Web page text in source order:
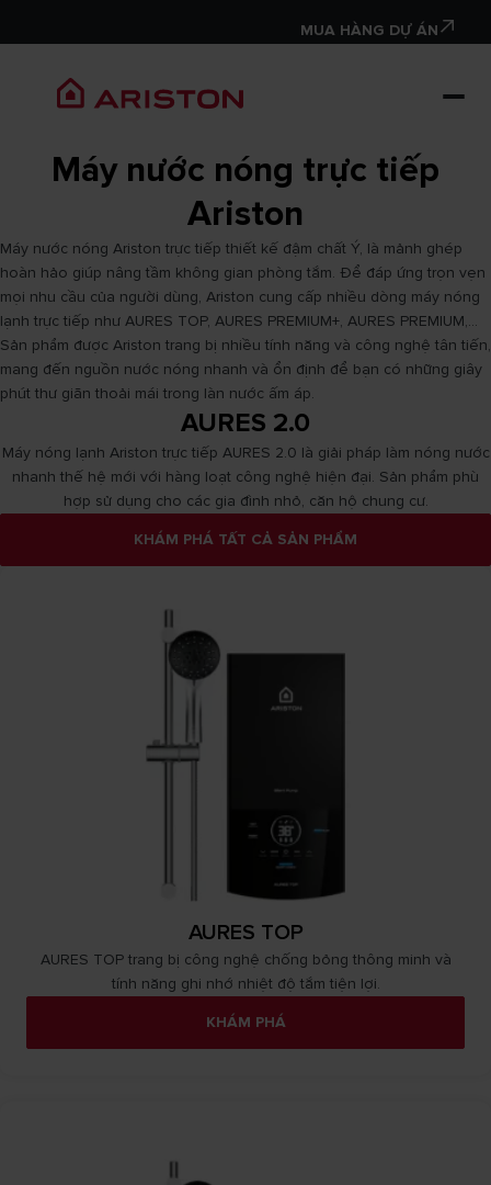
MUA HÀNG DỰ ÁN
Máy nước nóng trực tiếp
Ariston
Máy nước nóng Ariston trực tiếp thiết kế đậm chất Ý, là mảnh ghép
hoàn hảo giúp nâng tầm không gian phòng tắm. Để đáp ứng trọn vẹn
mọi nhu cầu của người dùng, Ariston cung cấp nhiều dòng máy nóng
lạnh trực tiếp như AURES TOP, AURES PREMIUM+, AURES PREMIUM,...
Sản phẩm được Ariston trang bị nhiều tính năng và công nghệ tân tiến,
mang đến nguồn nước nóng nhanh và ổn định để bạn có những giây
phút thư giãn thoải mái trong làn nước ấm áp.
AURES 2.0
Máy nóng lạnh Ariston trực tiếp AURES 2.0 là giải pháp làm nóng nước
nhanh thế hệ mới với hàng loạt công nghệ hiện đại. Sản phẩm phù
hợp sử dụng cho các gia đình nhỏ, căn hộ chung cư.
KHÁM PHÁ TẤT CẢ SẢN PHẨM
AURES TOP
AURES TOP trang bị công nghệ chống bỏng thông minh và
tính năng ghi nhớ nhiệt độ tắm tiện lợi.
KHÁM PHÁ